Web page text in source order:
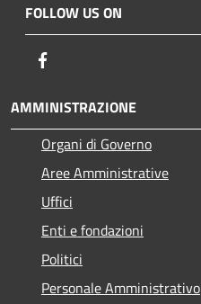
FOLLOW US ON
AMMINISTRAZIONE
Organi di Governo
Aree Amministrative
Uffici
Enti e fondazioni
Politici
Personale Amministrativo